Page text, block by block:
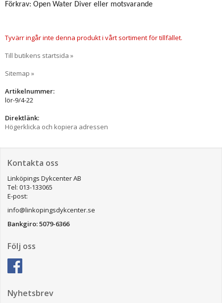
Förkrav: Open Water Diver eller motsvarande
Tyvärr ingår inte denna produkt i vårt sortiment för tillfället.
Till butikens startsida »
Sitemap »
Artikelnummer:
lör-9/4-22
Direktlänk:
Högerklicka och kopiera adressen
Kontakta oss
Linköpings Dykcenter AB
Tel: 013-133065
E-post:
info@linkopingsdykcenter.se
Bankgiro: 5079-6366
Följ oss
Nyhetsbrev